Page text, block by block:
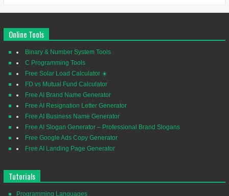
Online Tools
Binary & Number System Tools
C Programming Tools
Free Solar Load Calculator ☀️
FD vs Mutual Fund Calculator
Free AI Brand Name Generator
Free AI Resignation Letter Generator
Free AI Business Name Generator
Free AI Slogan Generator – Professional Brand Slogans
Free Google Ads Copy Generator
Free AI Landing Page Generator
Tutorials
Programming Languages